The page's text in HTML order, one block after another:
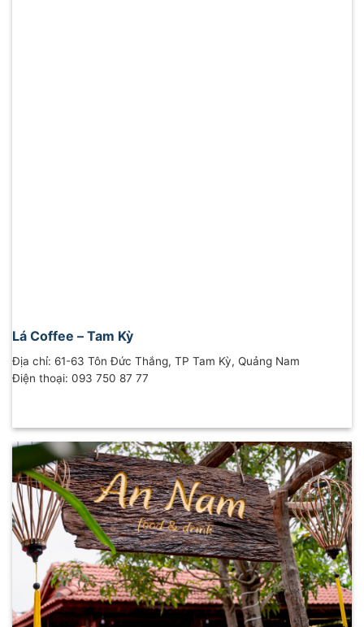
Lá Coffee – Tam Kỳ
Địa chỉ: 61-63 Tôn Đức Thắng, TP Tam Kỳ, Quảng Nam
Điện thoại: 093 750 87 77